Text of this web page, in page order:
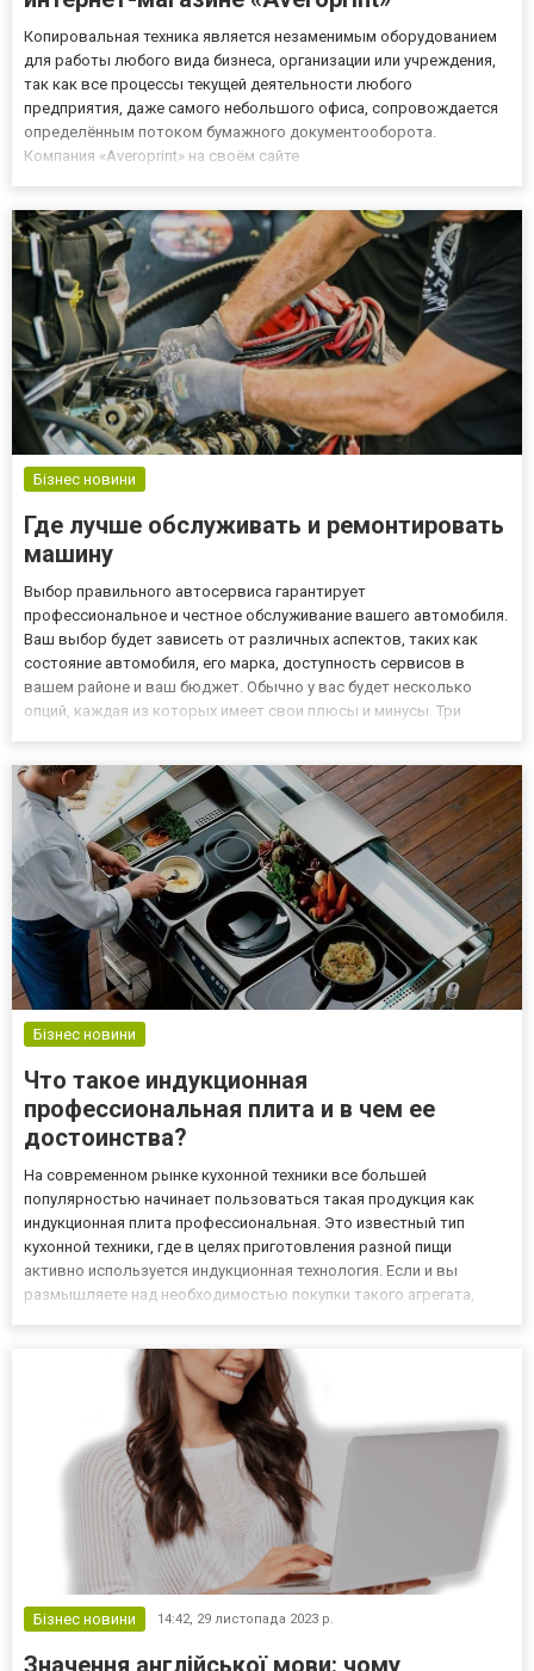
Копировальная техника является незаменимым оборудованием
для работы любого вида бизнеса, организации или учреждения,
так как все процессы текущей деятельности любого
предприятия, даже самого небольшого офиса, сопровождается
определённым потоком бумажного документооборота.
Компания «Averoprint» на своём сайте
оборудование. Получить консуль...
Бізнес новини
Где лучше обслуживать и ремонтировать
машину
Выбор правильного автосервиса гарантирует
профессиональное и честное обслуживание вашего автомобиля.
Ваш выбор будет зависеть от различных аспектов, таких как
состояние автомобиля, его марка, доступность сервисов в
вашем районе и ваш бюджет. Обычно у вас будет несколько
опций, каждая из которых имеет свои плюсы и минусы. Три
сохранить гарантию и...
Бізнес новини
Что такое индукционная
профессиональная плита и в чем ее
достоинства?
На современном рынке кухонной техники все большей
популярностью начинает пользоваться такая продукция как
индукционная плита профессиональная. Это известный тип
кухонной техники, где в целях приготовления разной пищи
активно используется индукционная технология. Если и вы
размышляете над необходимостью покупки такого агрегата,
важно помнить всем т...
Бізнес новини 14:42, 29 листопада 2023 р.
Значення англійської мови: чому